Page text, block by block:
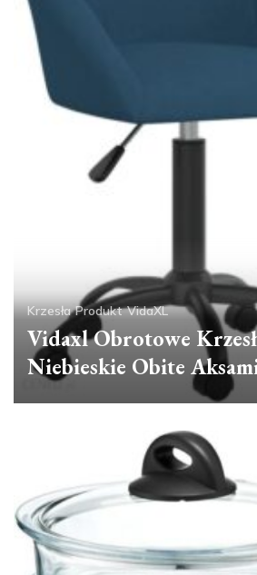
Krzesła Produkt VidaXL
Vidaxl Obrotowe
Niebieskie Obite